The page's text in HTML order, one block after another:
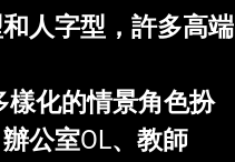
人字型，許多高端
樣化的情景角色扮
公室OL、教師